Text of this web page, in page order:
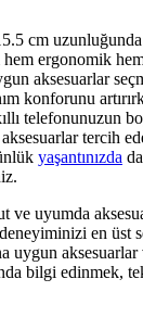
cm
ergonomik
aksesuarlar
konforunu
telefonunuzun
tercih
yaşantınızda
ve uyumda
en üst
uygun
bilgi edinmek,